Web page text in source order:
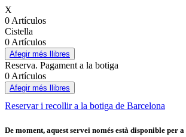
X
0 Artículos
Cistella
0 Artículos
Afegir més llibres
Reserva. Pagament a la botiga
0 Artículos
Afegir més llibres
Reservar i recollir a la botiga de Barcelona
De moment, aquest servei només està disponible